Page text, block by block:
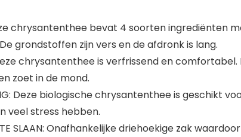
chrysantenthee bevat 4 soorten
grondstoffen zijn vers en de afdronk is lang.
Deze chrysantenthee is verfrissend en
zoet in de mond.
Deze biologische chrysantenthee is geschikt
veel stress hebben.
TE SLAAN: Onafhankelijke driehoekige zak